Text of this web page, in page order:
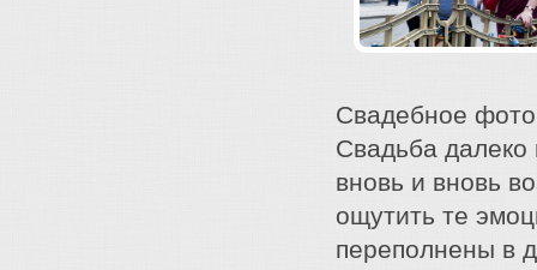
Свадебное фото
Свадьба
вновь и вновь
ощутить те
переполнены в